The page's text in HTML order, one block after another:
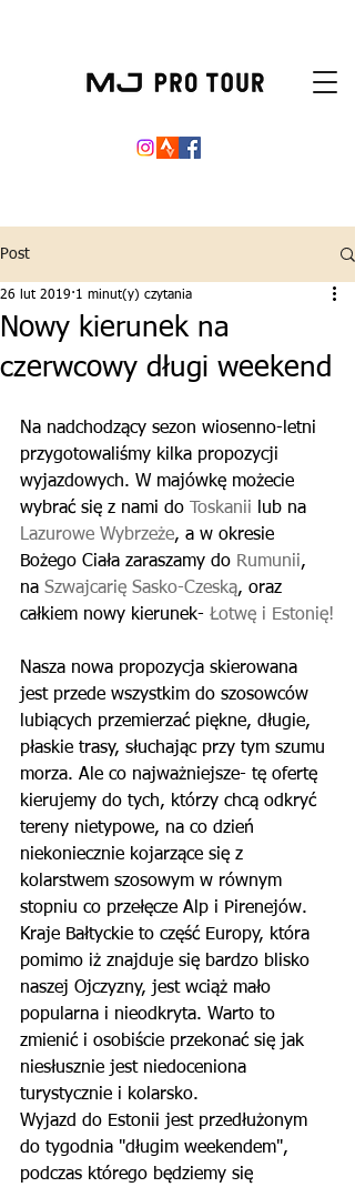
Post
Nowy kierunek na
czerwcowy długi weekend
26 lut 2019 1 minut(y) czytania
Na nadchodzący sezon wiosenno-letni
przygotowaliśmy kilka propozycji
wyjazdowych. W majówkę możecie
wybrać się z nami do
Toskanii
lub na
Lazurowe Wybrzeże, a w okresie
Bożego Ciała zaraszamy do Rumunii,
na Szwajcarię Sasko-Czeską, oraz
całkiem nowy kierunek- Łotwę i Estonię!
Nasza nowa propozycja skierowana
jest przede wszystkim do szosowców
lubiących przemierzać piękne, długie,
płaskie trasy, słuchając przy tym szumu
morza. Ale co najważniejsze- tę ofertę
kierujemy do tych, którzy chcą odkryć
tereny nietypowe, na co dzień
niekoniecznie kojarzące się z
kolarstwem szosowym w równym
stopniu co przełęcze Alp i Pirenejów.
Kraje Bałtyckie to część Europy, która
pomimo iż znajduje się bardzo blisko
naszej Ojczyzny, jest wciąż mało
popularna i nieodkryta. Warto to
zmienić i osobiście przekonać się jak
niesłusznie jest niedoceniona
turystycznie i kolarsko.
Wyjazd do Estonii jest przedłużonym
do tygodnia "długim weekendem",
podczas którego będziemy się